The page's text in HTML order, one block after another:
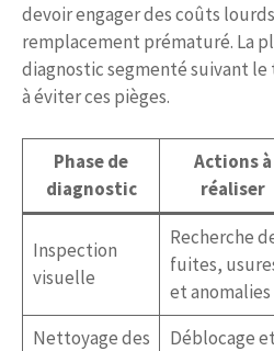
devoir engager des coûts
remplacement prématuré. La
diagnostic segmenté suivant le
à éviter ces pièges.
Phase de
diagnostic
Actions à
réaliser
Inspection
visuelle
Recherche
fuites,
et anomalies
Nettoyage des
Déblocage et